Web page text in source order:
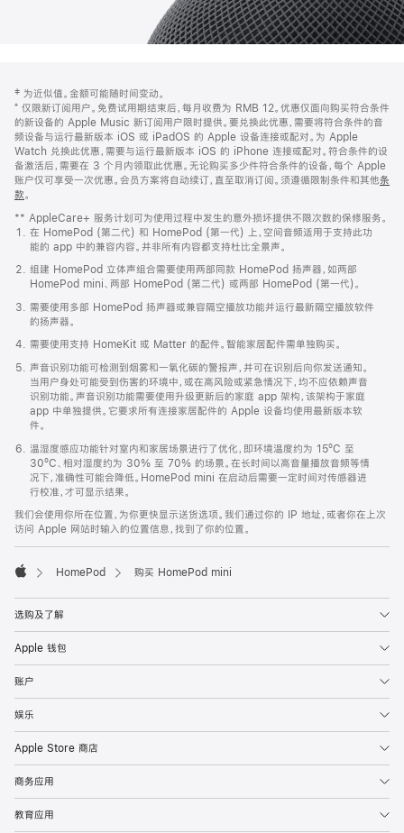
页
页
脚
注
‡ 为近似值。金额可能随时间变动。
⁺ 仅限新订阅用户。免费试用期结束后，每月收费为 RMB 12。优惠仅面向购买符合条件
的新设备的 Apple Music 新订阅用户限时提供。要兑换此优惠，需要将符合条件的音
频设备与运行最新版本 iOS 或 iPadOS 的 Apple 设备连接或配对。为 Apple
Watch 兑换此优惠，需要与运行最新版本 iOS 的 iPhone 连接或配对。符合条件的设
备激活后，需要在 3 个月内领取此优惠。无论购买多少件符合条件的设备，每个 Apple
账户仅可享受一次优惠。会员方案将自动续订，直至取消订阅。须遵循限制条件和其他条
款。
窗
口
中
打
开)
** AppleCare+ 服务计划可为使用过程中发生的意外损坏提供不限次数的保修服务。
在 HomePod (第二代) 和 HomePod (第一代) 上，空间音频适用于支持此功
能的 app 中的兼容内容。并非所有内容都支持杜比全景声。
组建 HomePod 立体声组合需要使用两部同款 HomePod 扬声器，如两部
HomePod mini、两部 HomePod (第二代) 或两部 HomePod (第一代)。
需要使用多部 HomePod 扬声器或兼容隔空播放功能并运行最新隔空播放软件
的扬声器。
需要使用支持 HomeKit 或 Matter 的配件。智能家居配件需单独购买。
声音识别功能可检测到烟雾和一氧化碳的警报声，并可在识别后向你发送通知。
当用户身处可能受到伤害的环境中，或在高风险或紧急情况下，均不应依赖声音
识别功能。声音识别功能需要使用升级更新后的家庭 app 架构，该架构于家庭
app 中单独提供。它要求所有连接家居配件的 Apple 设备均使用最新版本软
件。
温湿度感应功能针对室内和家居场景进行了优化，即环境温度约为 15ºC 至
30ºC、相对湿度约为 30% 至 70% 的场景。在长时间以高音量播放音频等情
况下，准确性可能会降低。HomePod mini 在启动后需要一定时间对传感器进
行校准，才可显示结果。
我们会使用你所在位置，为你更快显示送货选项。我们通过你的 IP 地址，或者你在上次
访问 Apple 网站时输入的位置信息，找到了你的位置。
HomePod 购买 HomePod mini
选购及了解
Apple 钱包
账户
娱乐
Apple Store 商店
商务应用
教育应用